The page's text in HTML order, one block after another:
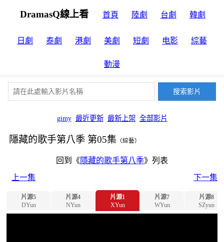
DramasQ線上看 首頁 陸劇 台劇 韓劇
日劇 泰劇 港劇 美劇 短劇 电影 綜藝
動漫
gimy 最近更新 最新上架 全部影片
隱藏的歌手第八季 第05集 （綜藝）
回到《隱藏的歌手第八季》列表
上一集
下一集
片源5
DYun
片源4
NYun
片源1
XYun
片源7
WYun
片源8
SZyun